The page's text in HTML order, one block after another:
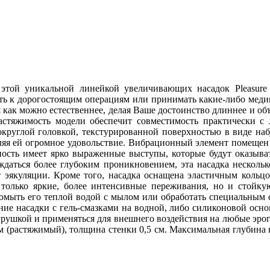
уникальной линейкой увеличивающих насадок
к дорогостоящим операциям или принимать какие-либо
можно естественнее, делая Ваше достоинство длиннее и
модели обеспечит совместимость
головкой, текстурированной поверхностью в виде
ей огромное удовольствие. Вибрационный элемент
имеет ярко выраженные выступы, которые будут
более глубоким проникновением, эта насадка
Кроме того, насадка оснащена эластичным
яркие, более интенсивные переживания, но и
его теплой водой с мылом или обработать
насадки с гель-смазками на водной, либо силиконовой
и применяться для внешнего воздействия на любые
толщина стенки 0,5 см. Максимальная